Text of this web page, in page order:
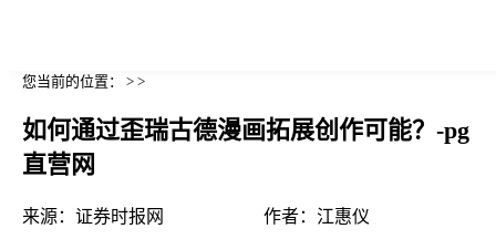
您当前的位置： > >
如何通过歪瑞古德漫画拓展创作可能？-pg
直营网
来源： 证券时报网 作者： 江惠仪